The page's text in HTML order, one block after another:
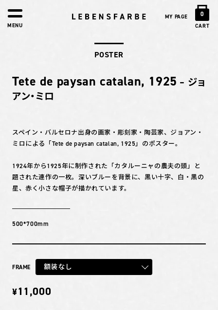
MY PAGE 0
CART
MENU
POSTER
Tete de paysan catalan, 1925 – ジョ
アン・ミロ
スペイン・バルセロナ出身の画家・彫刻家・陶芸家、ジョアン・
ミロによる「Tete de paysan catalan, 1925」のポスター。
1924年から1925年に制作された「カタルーニャの農夫の頭」と
題された連作の一枚。深いブルーを背景に、黒い十字、白・黒の
星、赤く小さな帽子が描かれています。
500*700mm
FRAME 額装なし
¥11,000